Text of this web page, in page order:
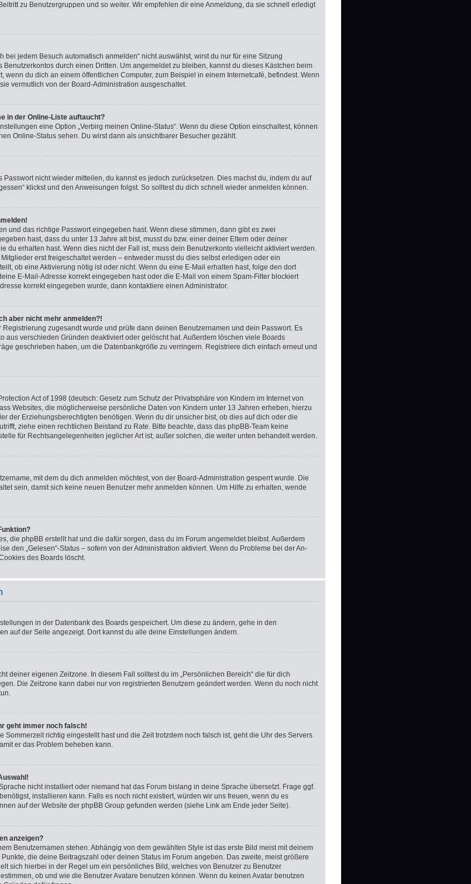
zu Benutzergruppen und so weiter. Wir empfehlen dir eine Anmeldung, da sie schnell erledigt
bei jedem Besuch automatisch anmelden“ nicht auswählst, wirst du nur für eine Sitzung
durch einen Dritten. Um angemeldet zu bleiben, kannst du dieses Kästchen beim
du dich an einem öffentlichen Computer, zum Beispiel in einem Internetcafé, befindest. Wenn
vermutlich von der Board-Administration ausgeschaltet.
in der Online-Liste auftaucht?
eine Option „Verbirg meinen Online-Status“. Wenn du diese Option einschaltest, können
Online-Status sehen. Du wirst dann als unsichtbarer Besucher gezählt.
nicht wieder mitteilen, du kannst es jedoch zurücksetzen. Dies machst du, indem du auf
klickst und den Anweisungen folgst. So solltest du dich schnell wieder anmelden können.
und das richtige Passwort eingegeben hast. Wenn diese stimmen, dann gibt es zwei
hast, dass du unter 13 Jahre alt bist, musst du bzw. einer deiner Eltern oder deiner
du erhalten hast. Wenn dies nicht der Fall ist, muss dein Benutzerkonto vielleicht aktiviert werden.
erst freigeschaltet werden – entweder musst du dies selbst erledigen oder ein
ob eine Aktivierung nötig ist oder nicht. Wenn du eine E-Mail erhalten hast, folge den dort
E-Mail-Adresse korrekt eingegeben hast oder die E-Mail von einem Spam-Filter blockiert
korrekt eingegeben wurde, dann kontaktiere einen Administrator.
aber nicht mehr anmelden?!
zugesandt wurde und prüfe dann deinen Benutzernamen und dein Passwort. Es
aus verschieden Gründen deaktiviert oder gelöscht hat. Außerdem löschen viele Boards
geschrieben haben, um die Datenbankgröße zu verringern. Registriere dich einfach erneut und
Act of 1998 (deutsch: Gesetz zum Schutz der Privatsphäre von Kindern im Internet von
Websites, die möglicherweise persönliche Daten von Kindern unter 13 Jahren erheben, hierzu
der Erziehungsberechtigten benötigen. Wenn du dir unsicher bist, ob dies auf dich oder die
ziehe einen rechtlichen Beistand zu Rate. Bitte beachte, dass das phpBB-Team keine
für Rechtsangelegenheiten jeglicher Art ist; außer solchen, die weiter unten behandelt werden.
mit dem du dich anmelden möchtest, von der Board-Administration gesperrt wurde. Die
sein, damit sich keine neuen Benutzer mehr anmelden können. Um Hilfe zu erhalten, wende
die phpBB erstellt hat und die dafür sorgen, dass du im Forum angemeldet bleibst. Außerdem
den „Gelesen“-Status – sofern von der Administration aktiviert. Wenn du Probleme bei der An-
des Boards löscht.
in der Datenbank des Boards gespeichert. Um diese zu ändern, gehe in den
auf der Seite angezeigt. Dort kannst du alle deine Einstellungen ändern.
deiner eigenen Zeitzone. In diesem Fall solltest du im „Persönlichen Bereich“ die für dich
Die Zeitzone kann dabei nur von registrierten Benutzern geändert werden. Wenn du noch nicht
geht immer noch falsch!
Sommerzeit richtig eingestellt hast und die Zeit trotzdem noch falsch ist, geht die Uhr des Servers
er das Problem beheben kann.
nicht installiert oder niemand hat das Forum bislang in deine Sprache übersetzt. Frage ggf.
installieren kann. Falls es noch nicht existiert, würden wir uns freuen, wenn du es
auf der Website der phpBB Group gefunden werden (siehe Link am Ende jeder Seite).
anzeigen?
Benutzernamen stehen. Abhängig von dem gewählten Style ist das erste Bild meist mit deinem
die deine Beitragszahl oder deinen Status im Forum angeben. Das zweite, meist größere
sich hierbei in der Regel um ein persönliches Bild, welches von Benutzer zu Benutzer
ob und wie die Benutzer Avatare benutzen können. Wenn du keinen Avatar benutzen